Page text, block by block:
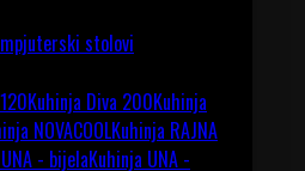
stolovi
Kuhinja Diva 200Kuhinja
NOVACOOLKuhinja RAJNA
- bijelaKuhinja UNA -